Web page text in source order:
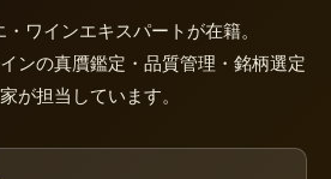
ワインエキスパートが在籍。
ンの真贋鑑定・品質管理・銘柄選定
が担当しています。